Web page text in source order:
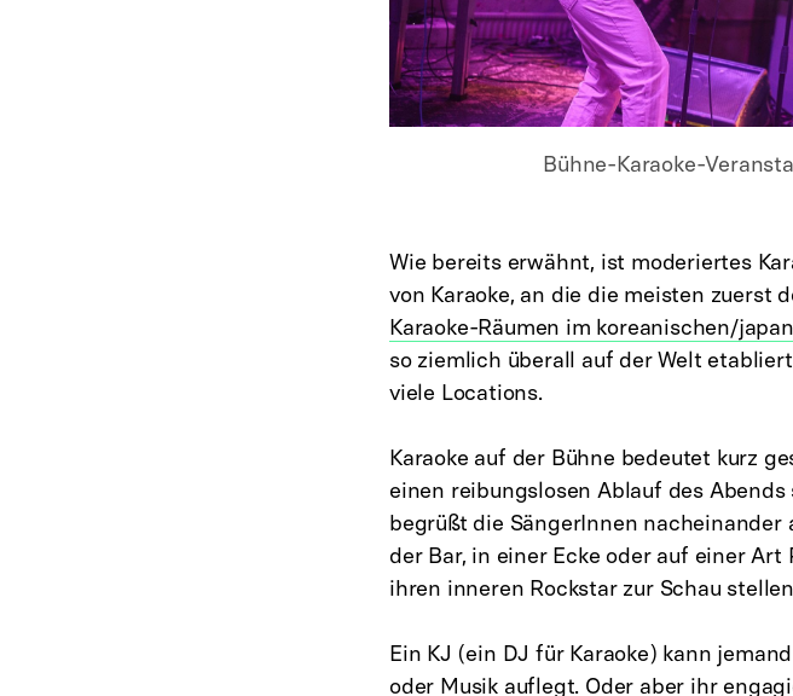
Bühne-Karaoke-
Wie bereits erwähnt, ist moderiertes
von Karaoke, an die die meisten zuerst
Karaoke-Räumen im koreanischen/
so ziemlich überall auf der Welt
viele Locations.
Karaoke auf der Bühne bedeutet kurz
einen reibungslosen Ablauf des
begrüßt die SängerInnen
der Bar, in einer Ecke oder auf einer
ihren inneren Rockstar zur Schau
Ein KJ (ein DJ für Karaoke) kann
oder Musik auflegt. Oder aber ihr